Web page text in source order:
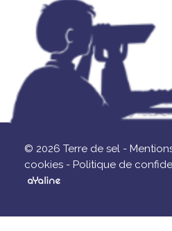
© 2026 Terre de sel -
cookies - Politique de